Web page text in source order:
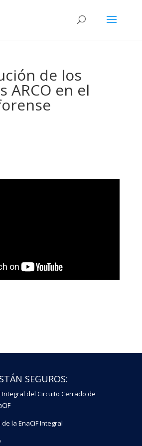
de los
ARCO en el
SEGUROS:
del Circuito Cerrado de
la EnaCiF Integral